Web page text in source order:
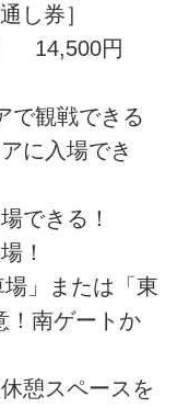
し券］
14,500円
で観戦できる
に入場でき
できる！
！
」または「東
！南ゲートか
憩スペースを